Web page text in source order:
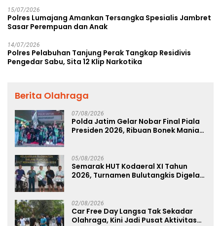
15/07/2026
Polres Lumajang Amankan Tersangka Spesialis Jambret
Sasar Perempuan dan Anak
14/07/2026
Polres Pelabuhan Tanjung Perak Tangkap Residivis
Pengedar Sabu, Sita 12 Klip Narkotika
Berita Olahraga
07/08/2026
Polda Jatim Gelar Nobar Final Piala
Presiden 2026, Ribuan Bonek Mania
05/08/2026
Semarak HUT Kodaeral XI Tahun
2026, Turnamen Bulutangkis Digelar
02/08/2026
Car Free Day Langsa Tak Sekadar
Olahraga, Kini Jadi Pusat Aktivitas